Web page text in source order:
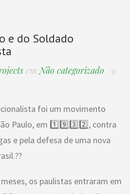
e do Soldado
em Não categorizado
9
foi um movimento
Paulo, em 1️⃣9️⃣3️⃣2️⃣, contra
e pela defesa de uma nova
os paulistas entraram em